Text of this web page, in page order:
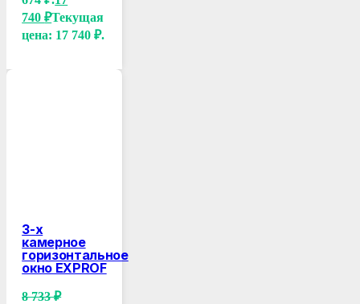
740₽Текущая
цена: 17 740 ₽.
3-х
камерное
горизонтальное
окно EXPROF
8 733₽